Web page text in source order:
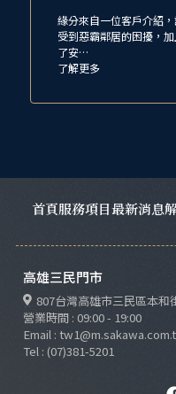
緣分來自一位客戶介紹
受到惡霸鄰居的困擾，
了安…
了解更多
最新消息
服務項目
首頁
高雄三民門市
807台灣高雄市三民區本和
營業時間 : 09:00 - 19:00
Email :
Tel : (07)381-5201